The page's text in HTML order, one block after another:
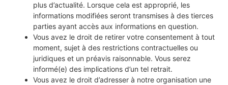
plus d’actualité. Lorsque cela est approprié, les
informations modifiées seront transmises à des tierces
parties ayant accès aux informations en question.
Vous avez le droit de retirer votre consentement à tout
moment, sujet à des restrictions contractuelles ou
juridiques et un préavis raisonnable. Vous serez
informé(e) des implications d’un tel retrait.
Vous avez le droit d’adresser à notre organisation une